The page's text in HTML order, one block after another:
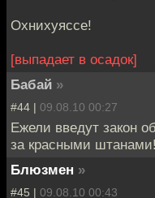
Охнихуяссе!
[выпадает в осадок]
Бабай »
#44 | 09.08.10 00:27
Ежели введут закон
за красными
Блюзмен »
#45 | 09.08.10 00:43